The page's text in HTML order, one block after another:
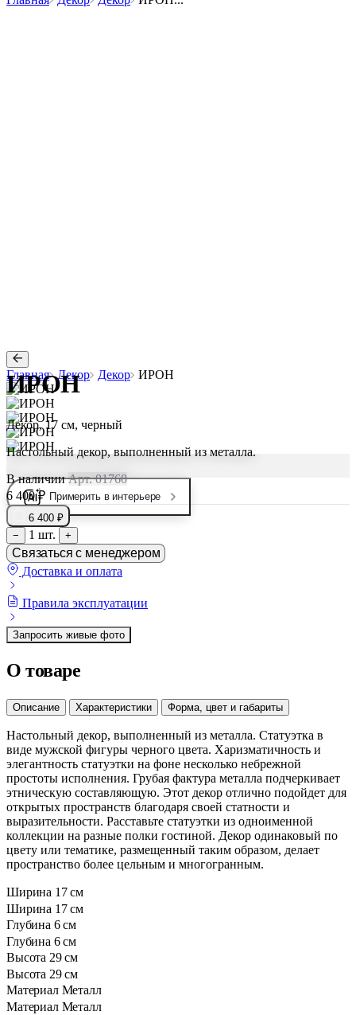
Главная Декор Декор ИРОН
Примерить в интерьере
ИРОН
Декор, 17 см, черный
Настольный декор, выполненный из металла.
В наличии Арт. 01760
6 400 ₽
6 400 ₽
−
1 шт. +
Связаться с менеджером
Доставка и оплата
Правила эксплуатации
Запросить живые фото
О товаре
Описание Характеристики Форма, цвет и габариты
Настольный декор, выполненный из металла. Статуэтка в
виде мужской фигуры черного цвета. Харизматичность и
элегантность статуэтки на фоне несколько небрежной
простоты исполнения. Грубая фактура металла подчеркивает
этническую составляющую. Этот декор отлично подойдет для
открытых пространств благодаря своей статности и
выразительности. Расставьте статуэтки из одноименной
коллекции на разные полки гостиной. Декор одинаковый по
цвету или тематике, размещенный таким образом, делает
пространство более цельным и многогранным.
Ширина 17 см
Ширина 17 см
Глубина 6 см
Глубина 6 см
Высота 29 см
Высота 29 см
Материал Металл
Материал Металл